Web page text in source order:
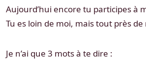
Aujourd’hui encore tu participes à
Tu es loin de moi, mais tout près
Je n’ai que 3 mots à te dire :